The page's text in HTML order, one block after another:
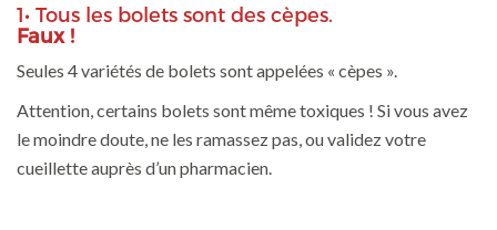
1• Tous les bolets sont des cèpes.
Faux !
Seules 4 variétés de bolets sont appelées « cèpes ».
Attention, certains bolets sont même toxiques ! Si vous avez
le moindre doute, ne les ramassez pas, ou validez votre
cueillette auprès d’un pharmacien.